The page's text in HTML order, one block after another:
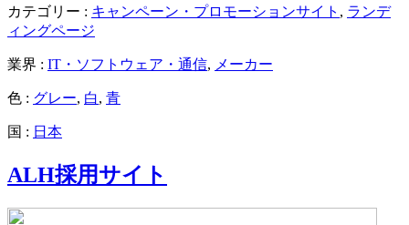
カテゴリー : キャンペーン・プロモーションサイト , ランデ
ィングページ
業界 : IT・ソフトウェア・通信, メーカー
色 : グレー, 白, 青
国 : 日本
ALH採用サイト